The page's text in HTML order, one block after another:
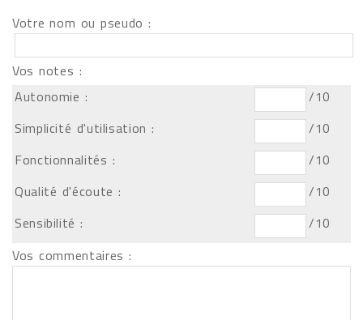
Votre nom ou pseudo :
Vos notes :
Autonomie :
/10
Simplicité d'utilisation :
/10
Fonctionnalités :
/10
Qualité d'écoute :
/10
Sensibilité :
/10
Vos commentaires :